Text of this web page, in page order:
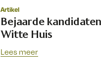
Artikel
Bejaarde
Witte Huis
Lees meer